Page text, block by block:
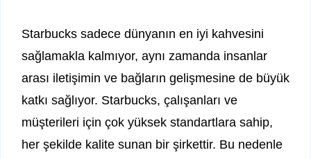
Starbucks sadece dünyanın en iyi kahvesini
sağlamakla kalmıyor, aynı zamanda insanlar
arası iletişimin ve bağların gelişmesine de büyük
katkı sağlıyor. Starbucks, çalışanları ve
müşterileri için çok yüksek standartlara sahip,
her şekilde kalite sunan bir şirkettir. Bu nedenle